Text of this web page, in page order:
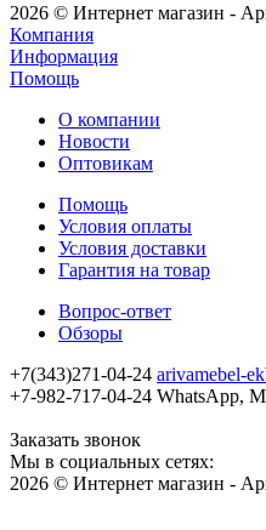
2026 © Интернет магазин -
Компания
Информация
Помощь
О компании
Новости
Оптовикам
Помощь
Условия оплаты
Условия доставки
Гарантия на товар
Вопрос-ответ
Обзоры
+7(343)271-04-24 arivamebel-
+7-982-717-04-24 WhatsApp,
Заказать звонок
Мы в социальных сетях:
2026 © Интернет магазин -